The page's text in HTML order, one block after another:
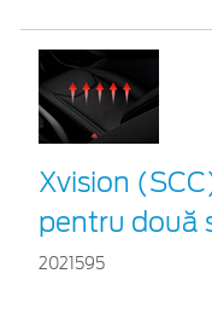
Xvision
pentru două
2021595